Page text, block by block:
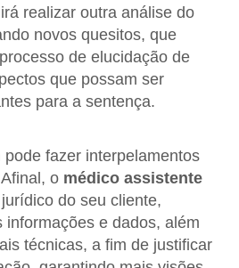
irá realizar outra análise do
novos quesitos, que
de elucidação de
que possam ser
para a sentença.
fazer interpelamentos
o médico assistente
do seu cliente,
informações e dados, além
técnicas, a fim de justificar